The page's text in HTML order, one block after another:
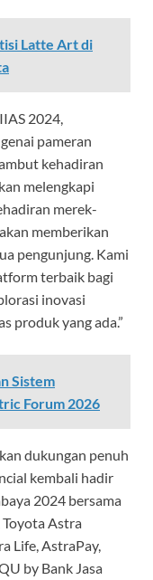
Latte Art di
2024,
pameran
kehadiran
melengkapi
merek-
memberikan
pengunjung. Kami
terbaik bagi
inovasi
produk yang ada.”
Sistem
Forum 2026
dukungan penuh
kembali hadir
2024 bersama
Astra
Life, AstraPay,
by Bank Jasa